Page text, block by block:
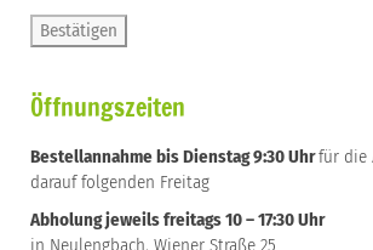
Öffnungszeiten
Bestellannahme bis Dienstag 9:30 Uhrfür die
darauf folgenden Freitag
Abholung jeweils freitags 10 – 17:30 Uhr
in Neulengbach, Wiener Straße 25